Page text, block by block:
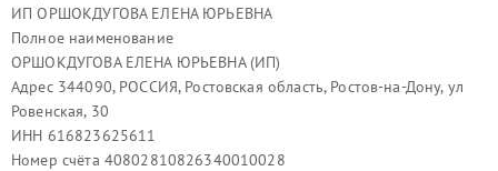
ИП ОРШОКДУГОВА ЕЛЕНА ЮРЬЕВНА
Полное наименование
ОРШОКДУГОВА ЕЛЕНА ЮРЬЕВНА (ИП)
Адрес 344090, РОССИЯ, Ростовская область, Ростов-на-Дону, ул
Ровенская, 30
ИНН 616823625611
Номер счёта 40802810826340010028